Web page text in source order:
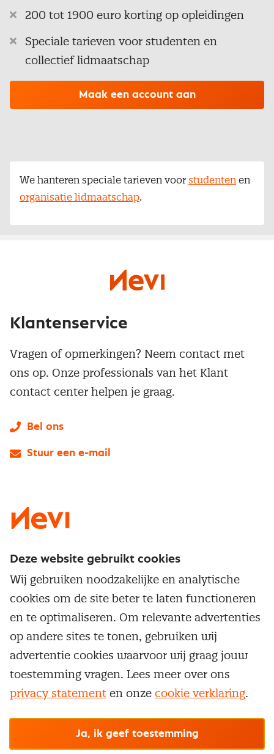
200 tot 1900 euro korting op opleidingen
Speciale tarieven voor studenten en
collectief lidmaatschap
Maak een account aan
We hanteren speciale tarieven voor studenten en
organisatie lidmaatschap.
Service & contact
Over inkoop
Netwerk en communities
Aanmelden nieuwsbrief
Word lid van Nevi
Inkoop vacatures
Opzeggen lidmaatschap
Populaire thema's
Aanbesteden
Contractmanagement
Kostenmanagement
Onderhandelen
Supply management
Opleidingen en trainingen
Trainingen
Opleidingen
Maatwerk
Vrijstellingen
Klantenservice
Vragen of opmerkingen? Neem contact met
ons op. Onze professionals van het Klant
contact center helpen je graag.
Bel ons
Stuur een e-mail
Cookievoorkeuren beherenOnzealgemene
© Nevi.nl
Deze website gebruikt cookies
Wij gebruiken noodzakelijke en analytische
cookies om de site beter te laten functioneren
en te optimaliseren. Om relevante advertenties
op andere sites te tonen, gebruiken wij
advertentie cookies waarvoor wij graag jouw
toestemming vragen. Lees meer over ons
privacy statement en onze cookie verklaring.
Ja, ik geef toestemming